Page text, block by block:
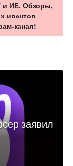
и ИБ. Обзоры,
ивентов
канал!
заявил